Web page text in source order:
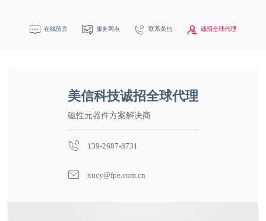
在线留言 服务网点 联系美信 诚招全球代理
美信科技诚招全球代理
磁性元器件方案解决商
139-2687-8731
xucy@fpe.com.cn